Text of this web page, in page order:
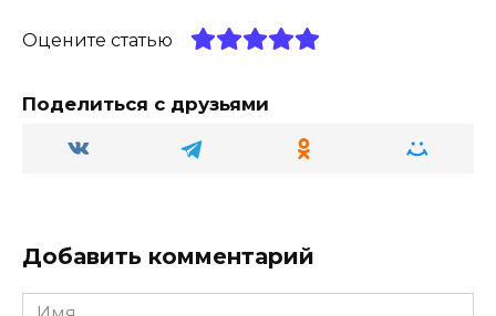
ma
ni
ki
p
в
ь
Оцените статью
Поделиться с друзьями
Добавить комментарий
Имя